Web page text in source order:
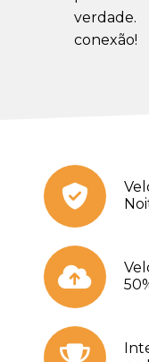
conexão!